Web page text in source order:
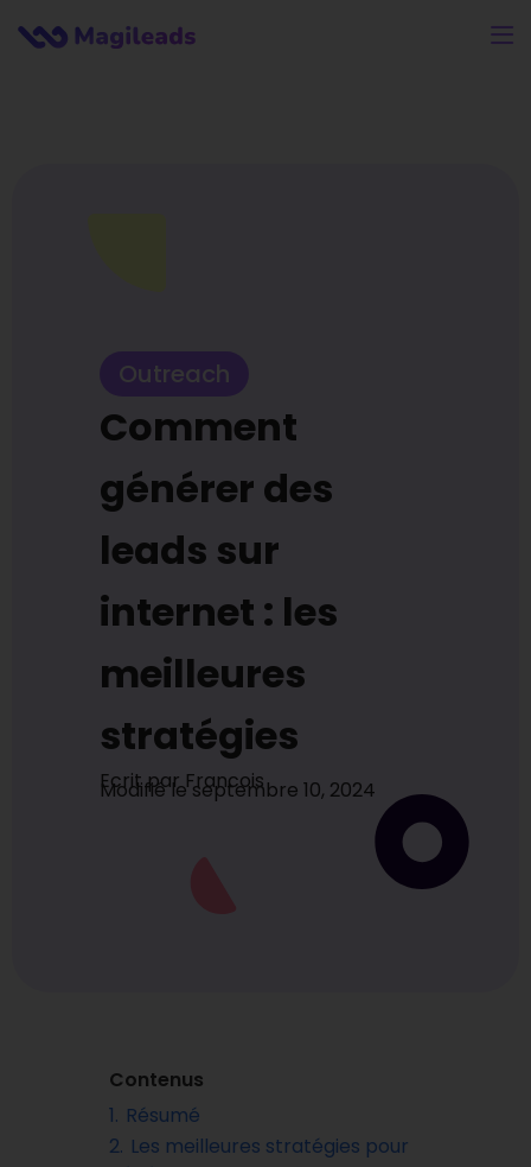
Outreach
Comment
générer des
leads sur
internet : les
meilleures
stratégies
Ecrit parFrancois
Modifié le septembre 10, 2024
Contenus
1. Résumé
2. Les meilleures stratégies pour